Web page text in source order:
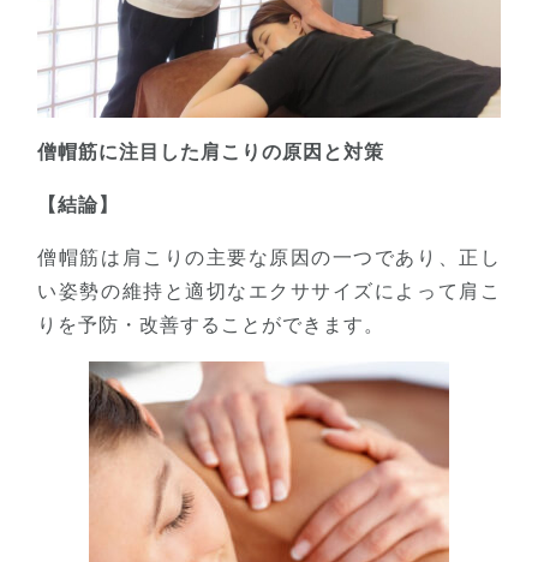
僧帽筋に注目した肩こりの原因と対策
【結論】
僧帽筋は肩こりの主要な原因の一つであり、正し
い姿勢の維持と適切なエクササイズによって肩こ
りを予防・改善することができます。